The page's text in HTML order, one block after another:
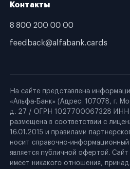
Контакты
8 800 200 00 00
feedback@alfabank.cards
На сайте представлена
«Альфа-Банк» (Адрес: 107078, г.
д. 27 / ОГРН 1027700067328 ИНН
размещена в соответствии с
16.01.2015 и правилами
носит справочно-информационный
является публичной офертой.
имеет никакого отношения,